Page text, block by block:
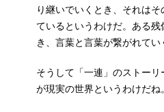
り継いでいくとき、それは
ているというわけだ。ある残
き、言葉と言葉が繋がれてい
そうして「一連」のストー
が現実の世界というわけだね。